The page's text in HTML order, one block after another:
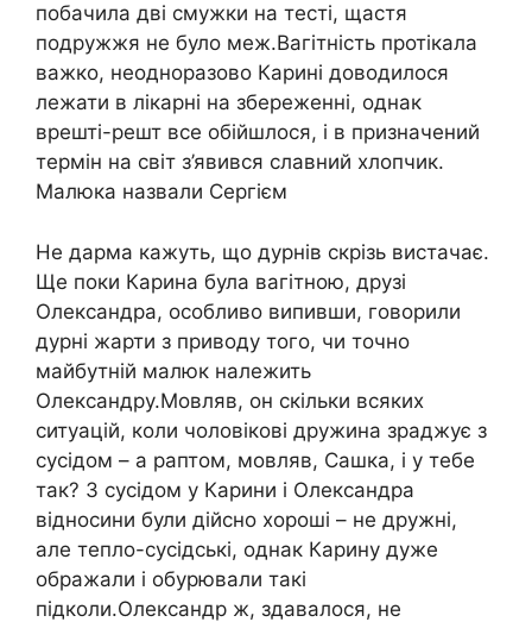
побачила дві смужки на тесті, щастя
подружжя не було меж.Вагітність протікала
важко, неодноразово Карині доводилося
лежати в лікарні на збереженні, однак
врешті-решт все обійшлося, і в призначений
термін на світ з’явився славний хлопчик.
Малюка назвали Сергієм
Не дарма кажуть, що дурнів скрізь вистачає.
Ще поки Карина була вагітною, друзі
Олександра, особливо випивши, говорили
дурні жарти з приводу того, чи точно
майбутній малюк належить
Олександру.Мовляв, он скільки всяких
ситуацій, коли чоловікові дружина зраджує з
сусідом – а раптом, мовляв, Сашка, і у тебе
так? З сусідом у Карини і Олександра
відносини були дійсно хороші – не дружні,
але тепло-сусідські, однак Карину дуже
ображали і обурювали такі
підколи.Олександр ж, здавалося, не